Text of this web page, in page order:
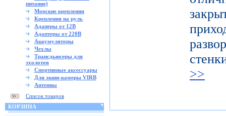
питание)
Морские крепления
Крепления на руль
Адаперы от 12В
Адаптеры от 220В
Аккумуляторы
Чехлы
Трансдьюсеры для
эхолотов
Спортивные аксессуары
Для экшн-камеры VIRB
Антенны
Список товаров
КОРЗИНА
>>